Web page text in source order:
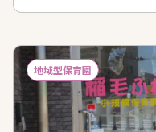
地域型保育園